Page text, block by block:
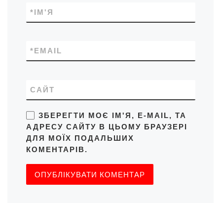
ІМ'Я
*
EMAIL
*
САЙТ
ЗБЕРЕГТИ МОЄ ІМ'Я, E-MAIL, ТА
АДРЕСУ САЙТУ В ЦЬОМУ БРАУЗЕРІ
ДЛЯ МОЇХ ПОДАЛЬШИХ
КОМЕНТАРІВ.